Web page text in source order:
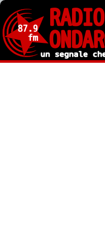
Salta
contenuto
principale